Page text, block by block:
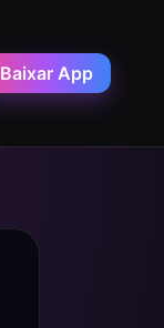
Baixar App